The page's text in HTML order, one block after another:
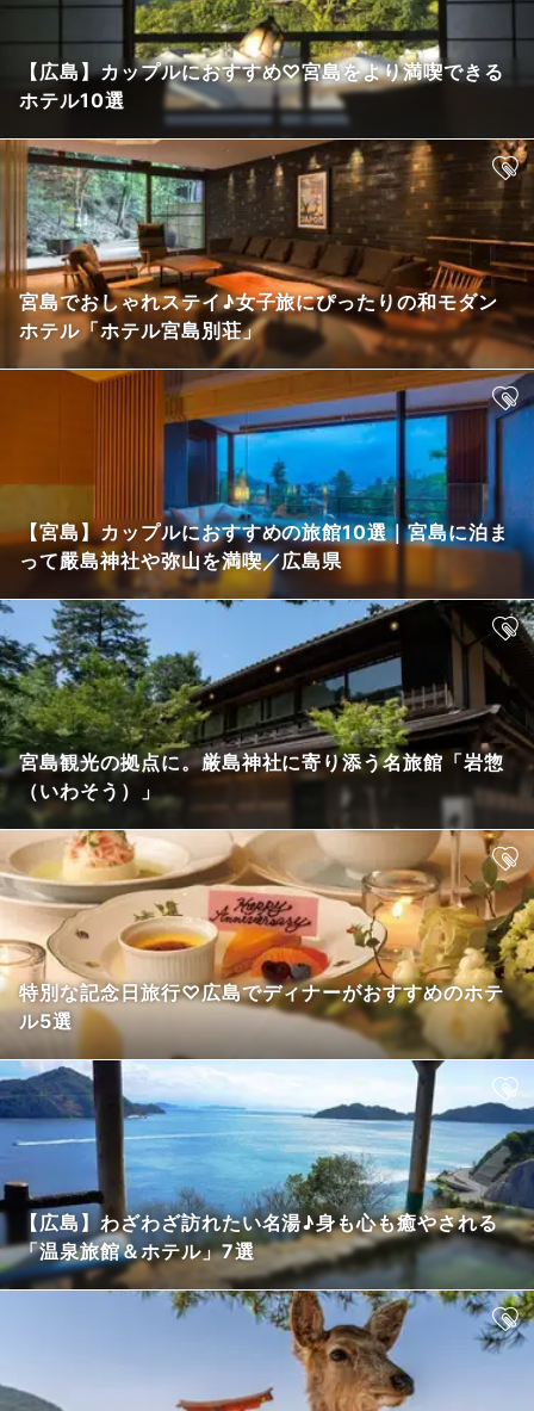
【広島】カップルにおすすめ♡宮島をより満喫できる
ホテル10選
宮島でおしゃれステイ♪女子旅にぴったりの和モダン
ホテル「ホテル宮島別荘」
【宮島】カップルにおすすめの旅館10選｜宮島に泊ま
って嚴島神社や弥山を満喫／広島県
宮島観光の拠点に。厳島神社に寄り添う名旅館「岩惣
（いわそう）」
特別な記念日旅行♡広島でディナーがおすすめのホテ
ル5選
【広島】わざわざ訪れたい名湯♪身も心も癒やされる
「温泉旅館＆ホテル」7選